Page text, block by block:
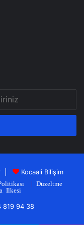
| Kocaali Bilişim
| Düzeltme
Ilkesi
94 38